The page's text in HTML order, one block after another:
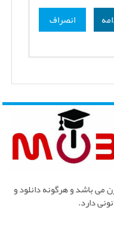
انصراف
می باشد و هرگونه دانلود و
دارد.